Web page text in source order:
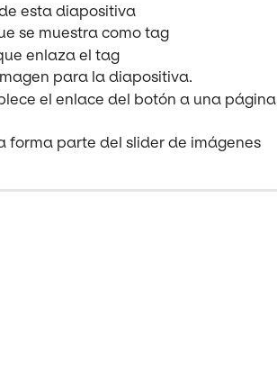
esta diapositiva
se muestra como tag
enlaza el tag
para la diapositiva.
el enlace del botón a una página
forma parte del slider de imágenes